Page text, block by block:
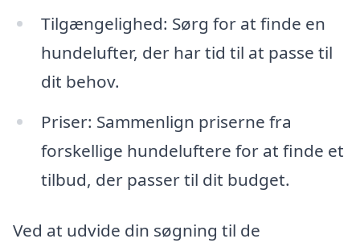
Tilgængelighed: Sørg for at finde en
hundelufter, der har tid til at passe til
dit behov.
Priser: Sammenlign priserne fra
forskellige hundeluftere for at finde et
tilbud, der passer til dit budget.
Ved at udvide din søgning til de